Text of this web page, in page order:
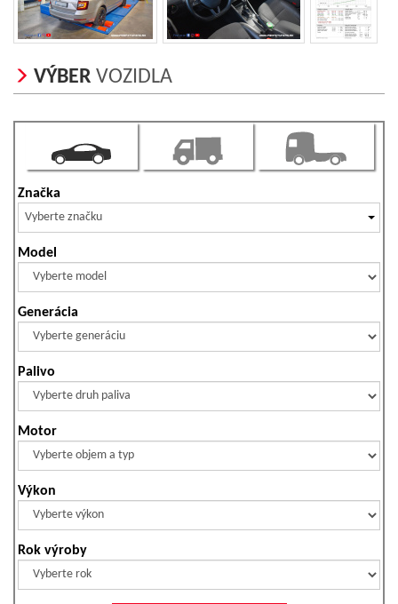
VÝBER VOZIDLA
Značka
Vyberte značku
Model
Generácia
Palivo
Motor
Výkon
Rok výroby